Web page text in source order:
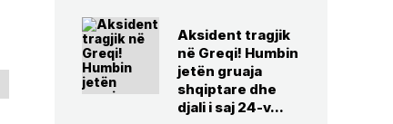
Aksident tragjik
në Greqi! Humbin
jetën gruaja
shqiptare dhe
djali i saj 24-v...